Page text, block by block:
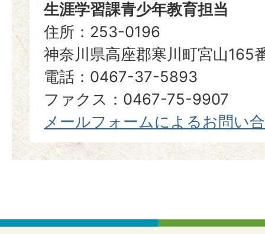
生涯学習課青少年教育担当
住所：253-0196
神奈川県高座郡寒川町宮山165
電話：0467-37-5893
ファクス：0467-75-9907
メールフォームによるお問い